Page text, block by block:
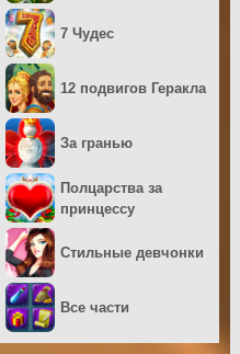
7 Чудес
12 подвигов Геракла
За гранью
Полцарства за
принцессу
Стильные девчонки
Все части